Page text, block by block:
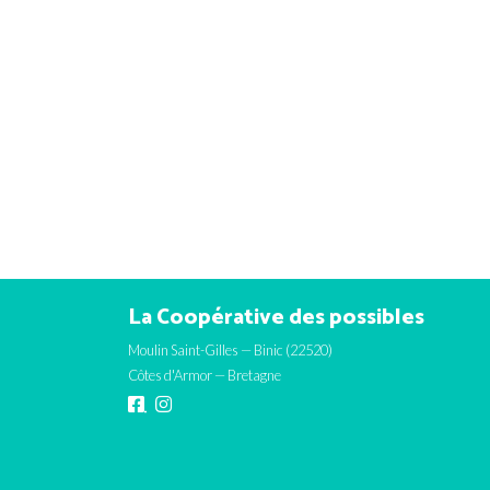
La Coopérative des possibles
Moulin Saint-Gilles — Binic (22520)
Côtes d'Armor — Bretagne